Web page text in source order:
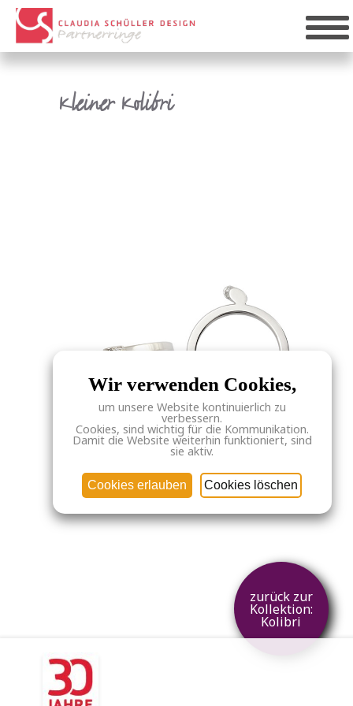
Kleiner Kolibri
zurück zur
Kollektion:
Kolibri
Wir verwenden Cookies,
um unsere Website kontinuierlich zu
verbessern.
Cookies, sind wichtig für die Kommunikation.
Damit die Website weiterhin funktioniert, sind
sie aktiv.
Cookies erlauben Cookies löschen